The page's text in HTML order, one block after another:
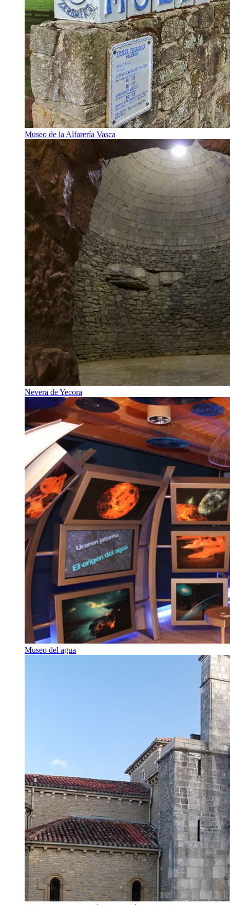
Museo de la Alfarería Vasca
Nevera de Yecora
Museo del agua